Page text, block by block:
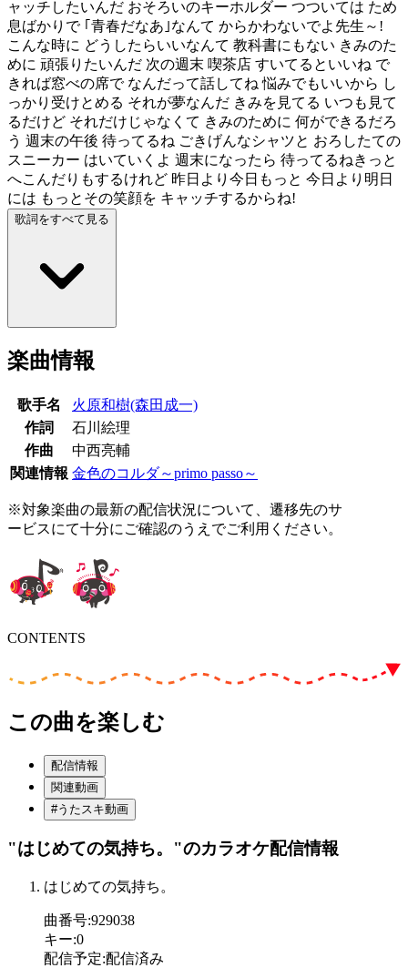
ャッチしたいんだ おそろいのキーホルダー つついては ため
息ばかりで ｢青春だなあ｣なんて からかわないでよ先生～!
こんな時に どうしたらいいなんて 教科書にもない きみのた
めに 頑張りたいんだ 次の週末 喫茶店 すいてるといいね で
きれば窓べの席で なんだって話してね 悩みでもいいから し
っかり受けとめる それが夢なんだ きみを見てる いつも見て
るだけど それだけじゃなくて きみのために 何ができるだろ
う 週末の午後 待ってるね ごきげんなシャツと おろしたての
スニーカー はいていくよ 週末になったら 待ってるねきっと
へこんだりもするけれど 昨日より今日もっと 今日より明日
には もっとその笑顔を キャッチするからね!
歌詞をすべて見る
楽曲情報
歌手名
火原和樹(森田成一)
作詞
石川絵理
作曲
中西亮輔
関連情報 金色のコルダ～primo passo～
※対象楽曲の最新の配信状況について、遷移先のサ
ービスにて十分にご確認のうえでご利用ください。
CONTENTS
この曲を楽しむ
配信情報
関連動画
#うたスキ動画
"はじめての気持ち。"のカラオケ配信情報
はじめての気持ち。
曲番号:929038
キー:0
配信予定:配信済み